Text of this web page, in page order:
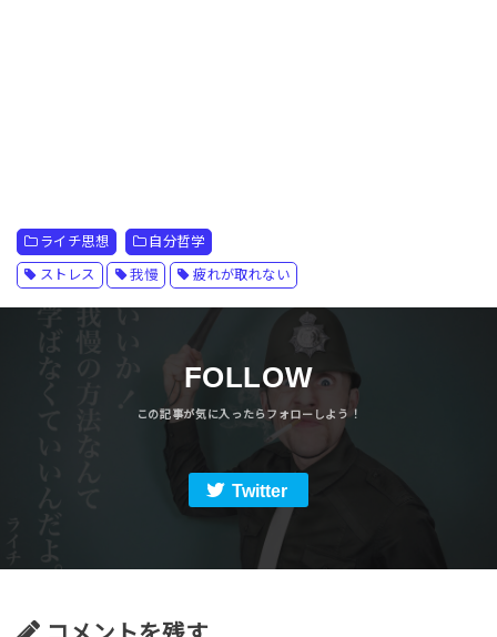
ライチ思想 自分哲学
ストレス 我慢 疲れが取れない
FOLLOW
Twitter